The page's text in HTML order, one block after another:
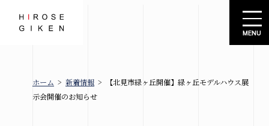
株式会社広瀬技建
ホーム > 新着情報 >
【北見市緑ヶ丘開催】緑ヶ丘モデルハウス展
示会開催のお知らせ
広瀬技建
新着情報